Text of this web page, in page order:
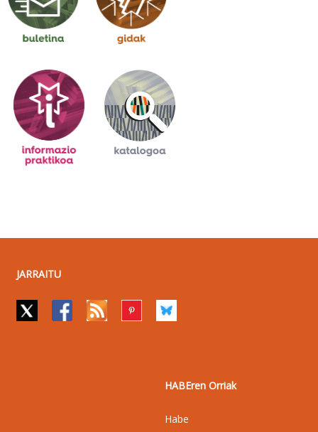
JARRAITU
HABEren Orriak
Habe